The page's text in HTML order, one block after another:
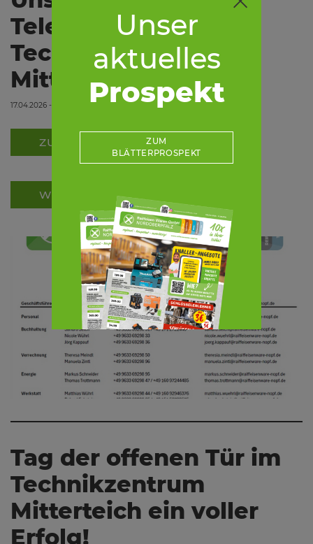
Unser
aktuelles
Prospekt
ZUM
BLÄTTERPROSPEKT
Telefonnummern im
Technikzentrum
Mitterteich
17.04.2026 - 08:00
ZUR LISTE
WEITERLESEN
Tag der offenen Tür im
Technikzentrum
Mitterteich ein voller
Erfolg!